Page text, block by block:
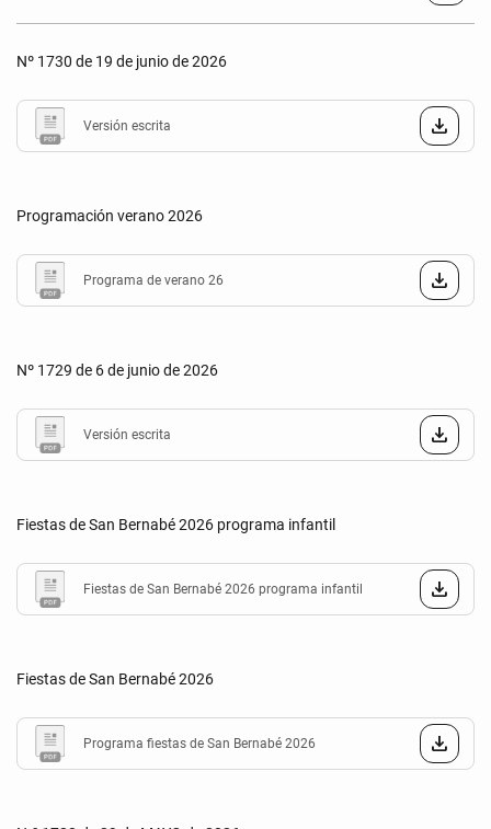
Nº 1730 de 19 de junio de 2026
Versión escrita
Programación verano 2026
Programa de verano 26
Nº 1729 de 6 de junio de 2026
Versión escrita
Fiestas de San Bernabé 2026 programa infantil
Fiestas de San Bernabé 2026 programa infantil
Fiestas de San Bernabé 2026
Programa fiestas de San Bernabé 2026